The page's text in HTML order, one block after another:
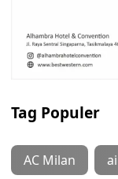
Tag Populer
AC Milan